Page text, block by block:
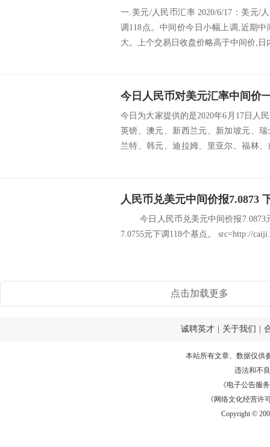
一.美元/人民币汇率 2020/6/17：美元/
调118点。中间价今日小幅上调,近期
大。上个交易日收盘价略高于中间价,日
今日人民币对美元汇率中间价
今日为大家提供的是2020年6月17日人
英镑、澳元、新西兰元、新加坡元、
兰特、韩元、迪拉姆、里亚尔、福林
人民币兑美元中间价报7.0873
今日人民币兑美元中间价报7.0873
7.0755元下调118个基点。 src=http://
点击加载更多
诚聘英才 关于我们
本站所有文章、数据仅供
违法和不
《电子公告服务
《网络文化经营许
Copyright ©